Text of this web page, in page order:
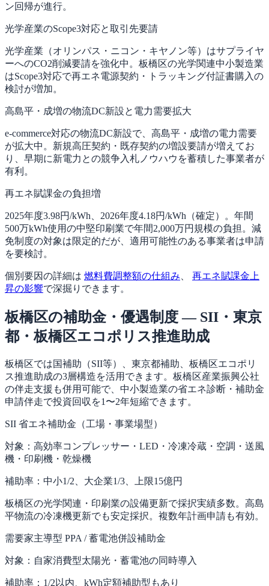
ン回帰が進行。
光学産業のScope3対応と取引先要請
光学産業（オリンパス・ニコン・キヤノン等）はサプライヤ
ーへのCO2削減要請を強化中。板橋区の光学関連中小製造業
はScope3対応で再エネ電源契約・トラッキング付証書購入の
検討が増加。
高島平・成増の物流DC新設と電力需要拡大
e-commerce対応の物流DC新設で、高島平・成増の電力需要
が拡大中。新規高圧契約・既存契約の増設要請が増えてお
り、早期に新電力との競争入札ノウハウを蓄積した事業者が
有利。
再エネ賦課金の負担増
2025年度3.98円/kWh、2026年度4.18円/kWh（確定）。年間
500万kWh使用の中堅印刷業で年間2,000万円規模の負担。減
免制度の対象は限定的だが、適用可能性のある事業者は申請
を要検討。
個別要因の詳細は 燃料費調整額の仕組み
再エネ賦課金上
昇の影響で深掘りできます。
板橋区の補助金・優遇制度 — SII・東京
都・板橋区エコポリス推進助成
板橋区では国補助（SII等）、東京都補助、板橋区エコポリ
ス推進助成の3層構造を活用できます。板橋区産業振興公社
の伴走支援も併用可能で、中小製造業の省エネ診断・補助金
申請伴走で投資回収を1〜2年短縮できます。
SII 省エネ補助金（工場・事業場型）
対象： 高効率コンプレッサー・LED・冷凍冷蔵・空調・送風
機・印刷機・乾燥機
補助率： 中小1/2、大企業1/3、上限15億円
板橋区の光学関連・印刷業の設備更新で採択実績多数。高島
平物流の冷凍機更新でも安定採択。複数年計画申請も有効。
需要家主導型 PPA / 蓄電池併設補助金
対象： 自家消費型太陽光・蓄電池の同時導入
補助率： 1/2以内、kWh定額補助型もあり